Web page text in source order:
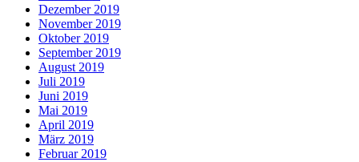
Dezember 2019
November 2019
Oktober 2019
September 2019
August 2019
Juli 2019
Juni 2019
Mai 2019
April 2019
März 2019
Februar 2019